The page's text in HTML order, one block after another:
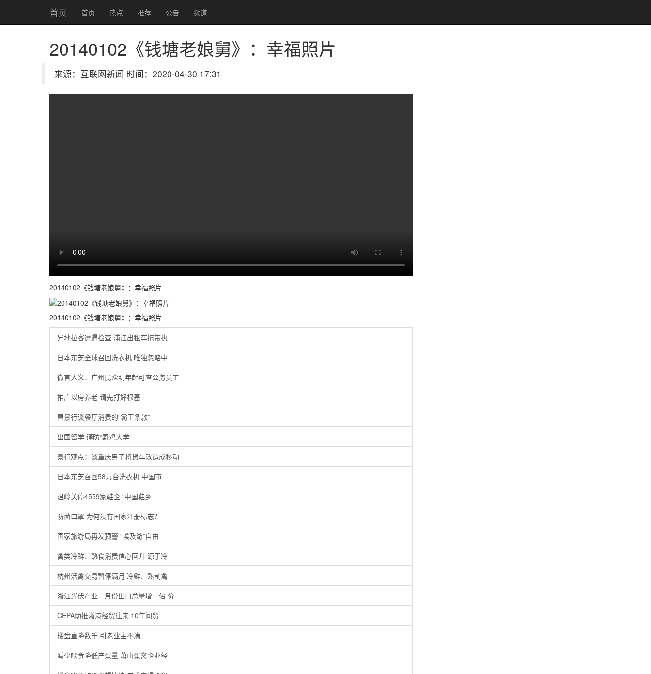
首页 首页 热点 推荐 公告 频道
20140102《钱塘老娘舅》：幸福照片
来源：互联网新闻 时间：2020-04-30 17:31
20140102《钱塘老娘舅》：幸福照片
20140102《钱塘老娘舅》：幸福照片
异地拉客遭遇检查 浦江出租车拖带执
日本东芝全球召回洗衣机 唯独忽略中
微言大义：广州民众明年起可查公务员工
推广以房养老 请先打好根基
曹景行谈餐厅消费的“霸王条款”
出国留学 谨防“野鸡大学”
景行观点：谈重庆男子将货车改造成移动
日本东芝召回58万台洗衣机 中国市
温岭关停4559家鞋企 “中国鞋乡
防菌口罩 为何没有国家注册标志？
国家旅游局再发预警 “埃及游”自由
禽类冷鲜、熟食消费信心回升 源于冷
杭州活禽交易暂停满月 冷鲜、熟制禽
浙江光伏产业一月份出口总量增一倍 价
CEPA助推浙港经贸往来 10年间贸
楼盘直降数千 引老业主不满
减少喂食降低产蛋量 萧山蛋禽企业经